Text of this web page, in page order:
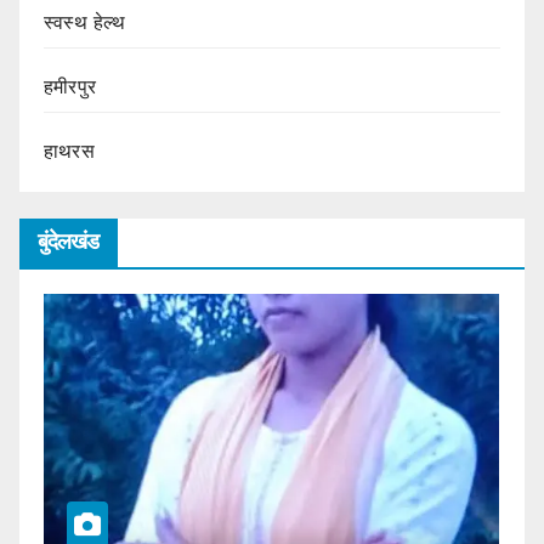
स्वस्थ हेल्थ
हमीरपुर
हाथरस
बुंदेलखंड